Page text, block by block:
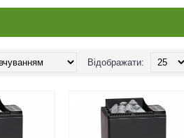
Відображати: